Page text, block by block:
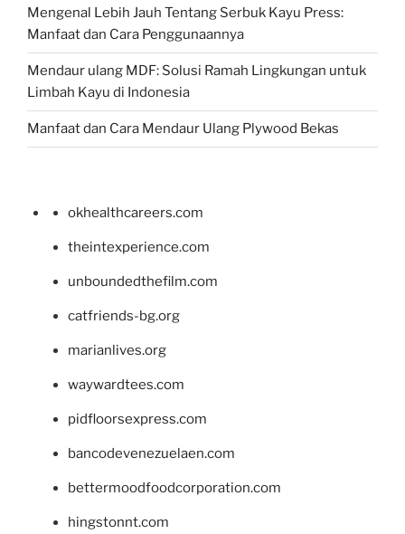
Mengenal Lebih Jauh Tentang Serbuk Kayu Press:
Manfaat dan Cara Penggunaannya
Mendaur ulang MDF: Solusi Ramah Lingkungan untuk
Limbah Kayu di Indonesia
Manfaat dan Cara Mendaur Ulang Plywood Bekas
okhealthcareers.com
theintexperience.com
unboundedthefilm.com
catfriends-bg.org
marianlives.org
waywardtees.com
pidfloorsexpress.com
bancodevenezuelaen.com
bettermoodfoodcorporation.com
hingstonnt.com